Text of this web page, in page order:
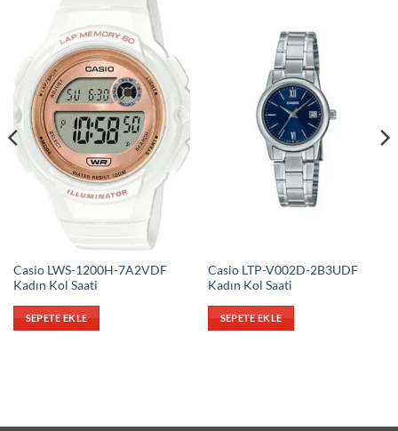
Casio LWS-1200H-7A2VDF
Kadın Kol Saati
SEPETE EKLE
Casio LTP-V002D-2B3UDF
Kadın Kol Saati
SEPETE EKLE